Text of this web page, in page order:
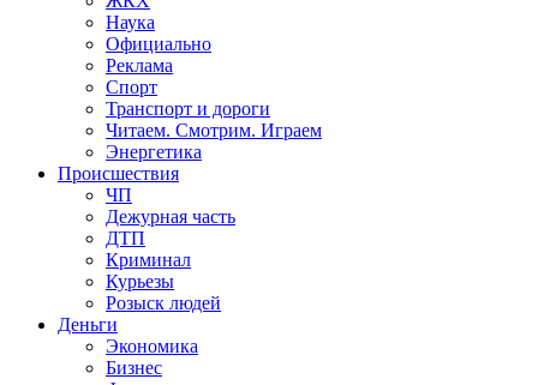
Наука
Официально
Реклама
Спорт
Транспорт и дороги
Читаем. Смотрим. Играем
Энергетика
Происшествия
ЧП
Дежурная часть
ДТП
Криминал
Курьезы
Розыск людей
Деньги
Экономика
Бизнес